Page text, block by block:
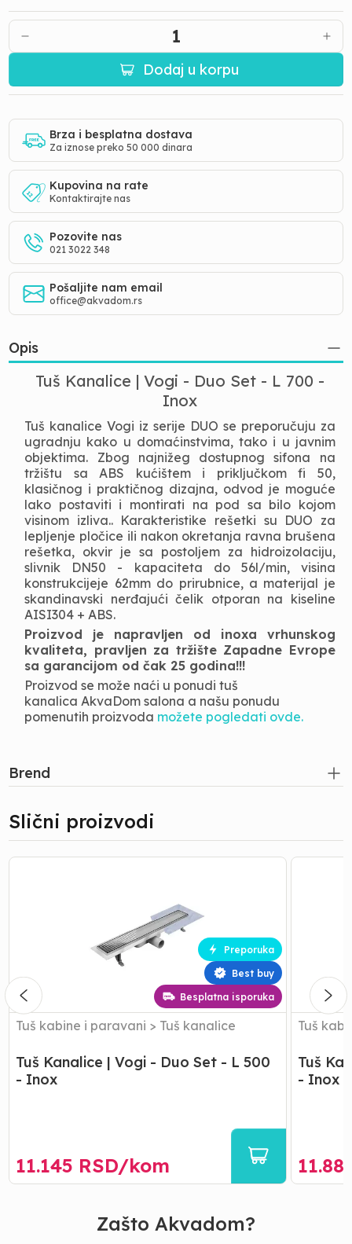
1
Dodaj u korpu
Brza i besplatna dostava
Za iznose preko 50 000 dinara
Kupovina na rate
Kontaktirajte nas
Pozovite nas
021 3022 348
Pošaljite nam email
office@akvadom.rs
Opis
Tuš Kanalice | Vogi - Duo Set - L 700 -
Inox
Tuš kanalice Vogi iz serije DUO se preporučuju za
ugradnju kako u domaćinstvima, tako i u javnim
objektima. Zbog najnižeg dostupnog sifona na
tržištu sa ABS kućištem i priključkom fi 50,
klasičnog i praktičnog dizajna, odvod je moguće
lako postaviti i montirati na pod sa bilo kojom
visinom izliva.. Karakteristike rešetki su DUO za
lepljenje pločice ili nakon okretanja ravna brušena
rešetka, okvir je sa postoljem za hidroizolaciju,
slivnik DN50 - kapaciteta do 56l/min, visina
konstrukcijeje 62mm do prirubnice, a materijal je
skandinavski nerđajući čelik otporan na kiseline
AISI304 + ABS.
Proizvod je napravljen od inoxa vrhunskog
kvaliteta, pravljen za tržište Zapadne Evrope
sa garancijom od čak 25 godina!!!
Proizvod se može naći u ponudi tuš
kanalica AkvaDom salona a našu ponudu
pomenutih proizvoda možete pogledati ovde.
Brend
Slični proizvodi
Tuš
-
500
Preporuka
Best buy
Besplatna isporuka
Tuš kabine i paravani > Tuš kanalice
Tuš Kanalice | Vogi - Duo Set - L 500
- Inox
11.145 RSD/kom
Tuš
600
Tuš
Tuš
- Inox
Zašto Akvadom?